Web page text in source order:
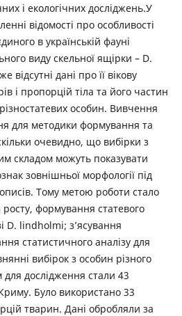
і екологічних досліджень.У
відомості про особливості
в українській фауні
виду скельної ящірки – D.
дані про її вікову
і пропорцій тіла та його частин
особин. Вивчення
для методики формування та
очевидно, що вибірки з
складом можуть показувати
зовнішньої морфології під
Тому метою роботи стало
формування статевого
D. lindholmi; з’ясування
статистичного аналізу для
вибірок з особин різного
для дослідження стали 43
Було використано 33
тварин. Дані обробляли за